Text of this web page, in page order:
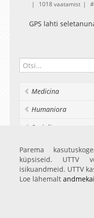
1018 vaatamist
GPS lahti
Medicina
Humaniora
Socialia
Realia et naturalia
Ülikoolist veel
Parema
küpsiseid.
isikuandmeid. UTTV
Loe lähemalt